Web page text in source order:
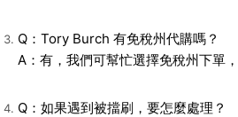
Q：Tory Burch 有免稅州代購嗎？
A：有，我們可幫忙選擇免稅州下單，
Q：如果遇到被擋刷，要怎麼處理？